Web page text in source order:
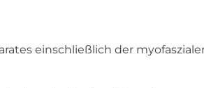
einschließlich der